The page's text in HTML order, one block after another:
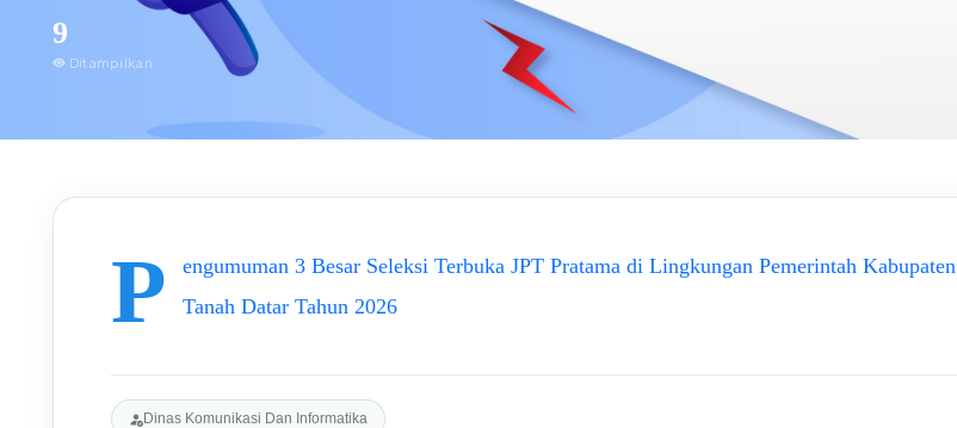
9
Ditampilkan
P
engumuman 3 Besar Seleksi Terbuka JPT Pratama di Lingkungan Pemerintah Kabupaten
Tanah Datar Tahun 2026
Dinas Komunikasi Dan Informatika